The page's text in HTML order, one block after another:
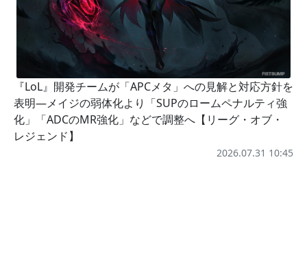
『LoL』開発チームが「APCメタ」への見解と対応方針を
表明―メイジの弱体化より「SUPのロームペナルティ強
化」「ADCのMR強化」などで調整へ【リーグ・オブ・
レジェンド】
2026.07.31 10:45